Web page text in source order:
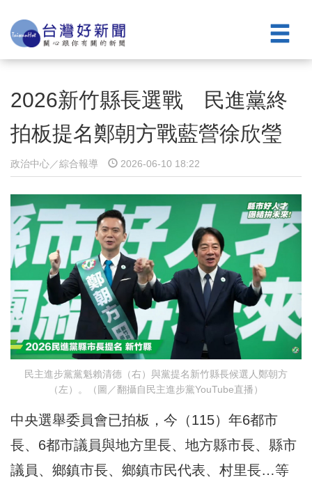
2026新竹縣長選戰 民進黨終
拍板提名鄭朝方戰藍營徐欣瑩
政治中心／綜合報導 2026-06-10 18:22
民主進步黨黨魁賴清德（右）與黨提名新竹縣長候選人鄭朝方
（左）。（圖／翻攝自民主進步黨YouTube直播）
中央選舉委員會已拍板，今（115）年6都市
長、6都市議員與地方里長、地方縣市長、縣市
議員、鄉鎮市長、鄉鎮市民代表、村里長…等